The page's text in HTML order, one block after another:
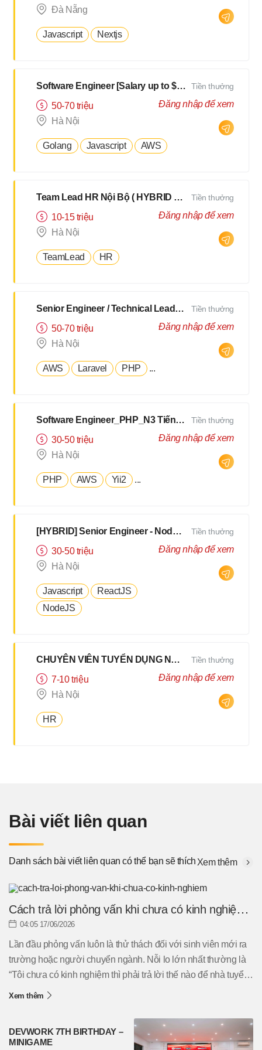
Đà Nẵng
Javascript Nextjs
Software Engineer [Salary up to $3000]
50-70 triệu
Hà Nội
Golang Javascript AWS
Tiền thưởng
Đăng nhập để xem
Team Lead HR Nội Bộ ( HYBRID 2Buổi/Tuần )
10-15 triệu
Hà Nội
TeamLead HR
Tiền thưởng
Đăng nhập để xem
Senior Engineer / Technical Leader - N2 Tiếng Nhật - Lương upto $3000
50-70 triệu
Hà Nội
AWS Laravel PHP ...
Tiền thưởng
Đăng nhập để xem
Software Engineer_PHP_N3 Tiếng Nhật [Salary up to $2500]
30-50 triệu
Hà Nội
PHP AWS Yii2 ...
Tiền thưởng
Đăng nhập để xem
[HYBRID] Senior Engineer - NodeJS, TypeScript - N3 Tiếng Nhật [ Hà Nội/Đà Nẵng]
30-50 triệu
Hà Nội
Javascript
ReactJS
NodeJS
Tiền thưởng
Đăng nhập để xem
CHUYÊN VIÊN TUYỂN DỤNG NỘI BỘ HYBRID 2Buổi/Tuần
7-10 triệu
Hà Nội
HR
Tiền thưởng
Đăng nhập để xem
Bài viết liên quan
Danh sách bài viết liên quan có thể bạn sẽ thích Xem thêm
Cách trả lời phỏng vấn khi chưa có kinh nghiệm
hiệu quả
04:05 17/06/2026
Lần đầu phỏng vấn luôn là thử thách đối với sinh viên mới ra
trường hoặc người chuyển ngành. Nỗi lo lớn nhất thường là
“Tôi chưa có kinh nghiệm thì phải trả lời thế nào để nhà tuyển
dụng đánh giá cao?”. Thực tế, kinh nghiệm không phải yếu tố
kỹ năng, thái độ và tiềm năng phát triển, bạn hoàn toàn có thể
ghi điểm trong mắt nhà tuyển dụng. Hãy cùng tìm hiểu cách trả
Xem thêm
DEVWORK 7TH BIRTHDAY –
MINIGAME